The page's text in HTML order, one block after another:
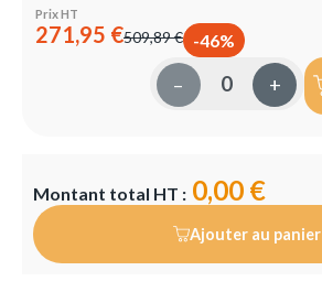
Prix HT
271,95 €509,89 € -46%
– +
Montant total HT : 0,00 €
Ajouter au panier